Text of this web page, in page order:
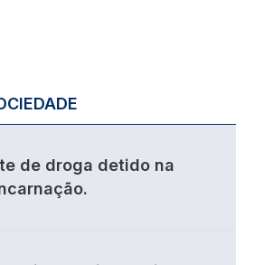
de droga detido na